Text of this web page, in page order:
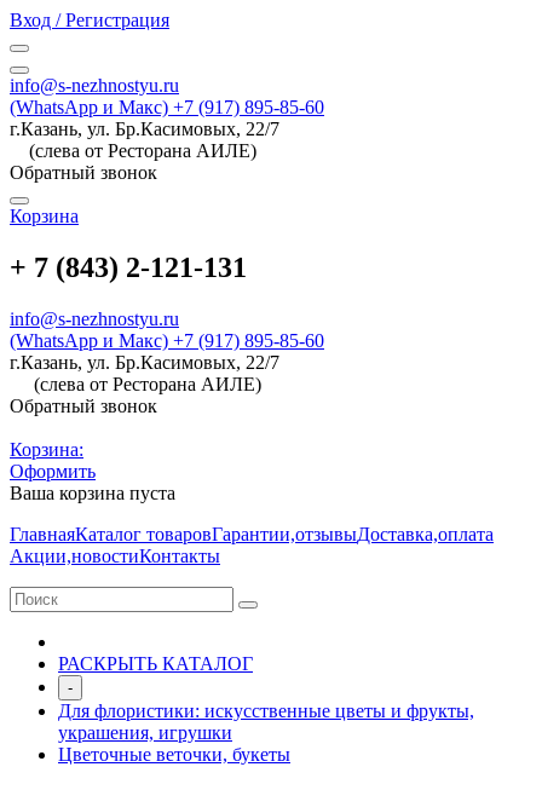
Вход / Регистрация
info@s-nezhnostyu.ru
(WhatsApp и Макс) +7 (917) 895-85-60
г.Казань, ул. Бр.Касимовых, 22/7
(слева от Ресторана АИЛЕ)
Обратный звонок
Корзина
+ 7 (843) 2-121-131
info@s-nezhnostyu.ru
(WhatsApp и Макс) +7 (917) 895-85-60
г.Казань, ул. Бр.Касимовых, 22/7
(слева от Ресторана АИЛЕ)
Обратный звонок
Корзина:
Оформить
Ваша корзина пуста
ГлавнаяКаталог товаровГарантии,отзывыДоставка,оплата
Акции,новостиКонтакты
РАСКРЫТЬ КАТАЛОГ
-
Для флористики: искусственные цветы и фрукты,
украшения, игрушки
Цветочные веточки, букеты